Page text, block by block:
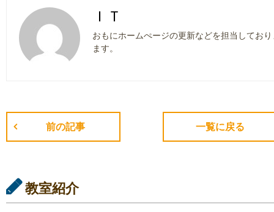
ＩＴ
おもにホームぺージの更新などを担当してお
ます。
前の記事 一覧に戻る
教室紹介